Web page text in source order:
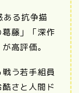
る抗争描
藤」「深作
高評価。
う若手組員
さと人間ド